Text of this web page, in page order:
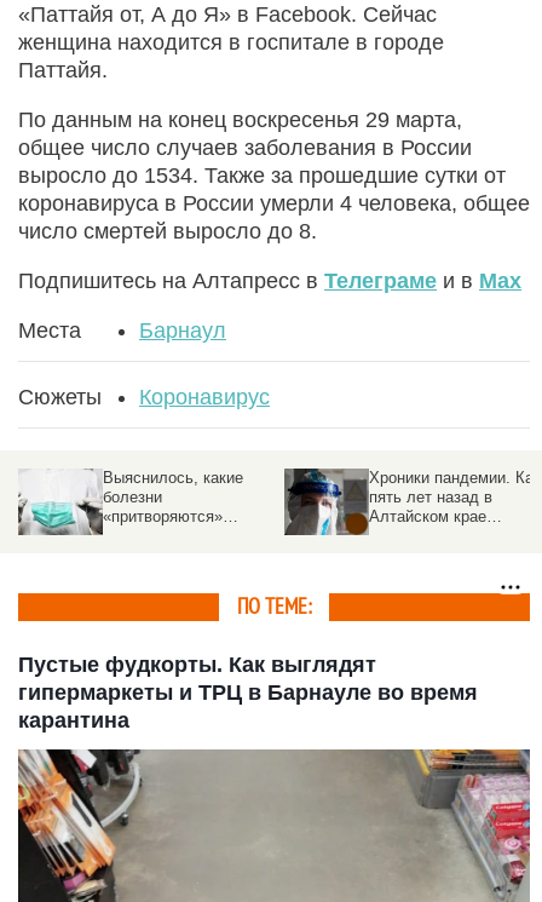
«Паттайя от, А до Я» в Facebook. Сейчас
женщина находится в госпитале в городе
Паттайя.
По данным на конец воскресенья 29 марта,
общее число случаев заболевания в России
выросло до 1534. Также за прошедшие сутки от
коронавируса в России умерли 4 человека, общее
число смертей выросло до 8.
Подпишитесь на Алтапресс в Телеграме и в Max
Места Барнаул
Сюжеты Коронавирус
Хроники пандемии. Как
пять лет назад в
Алтайском крае
бунтовали против
Разведданные: утечка
COVID-19 произошла в
китайской лаборатории
ПО ТЕМЕ:
Пустые фудкорты. Как выглядят
гипермаркеты и ТРЦ в Барнауле во время
карантина